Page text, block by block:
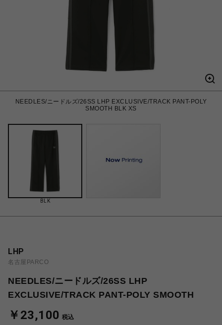
NEEDLES/ニードルズ/26SS LHP EXCLUSIVE/TRACK PANT-POLY
SMOOTH BLK XS
BLK
LHP
名古屋PARCO
NEEDLES/ニードルズ/26SS LHP
EXCLUSIVE/TRACK PANT-POLY SMOOTH
￥23,100 税込